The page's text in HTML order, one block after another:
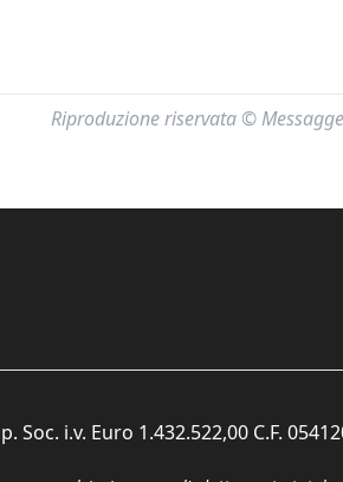
Riproduzione riservata ©
i.v. Euro 1.432.522,00 C.F.